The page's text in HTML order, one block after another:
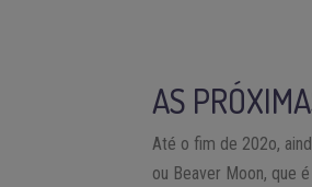
AS
Até o fim de 202o,
ou Beaver Moon, que